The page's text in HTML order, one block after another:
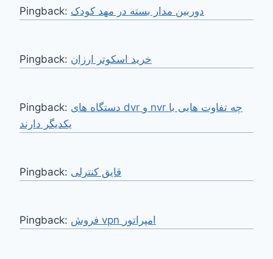
Pingback: دوربین مدار بسته در مهد کودک
Pingback: خرید اسکوتر ارزان
Pingback: دستگاه های dvr و nvr چه تفاوت هایی با
یکدیگر دارند
Pingback: قایق کنترلی
Pingback: فروش vpn امپراتور